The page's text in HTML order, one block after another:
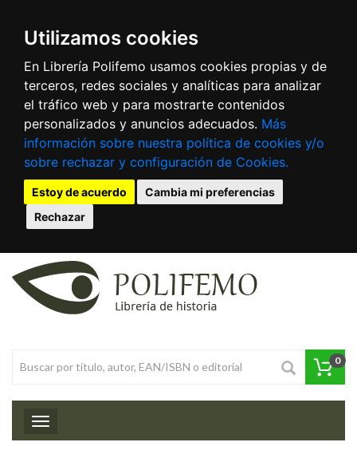
Utilizamos cookies
En Librería Polifemo usamos cookies propias y de
terceros, redes sociales y analíticas para analizar
el tráfico web y para mostrarte contenidos
personalizados y anuncios adecuados. Más
información sobre nuestra política de cookies y/o
sobre rechazar y configuración de Cookies.
Estoy de acuerdo
Cambia mi preferencias
Rechazar
0
Toggle navigation